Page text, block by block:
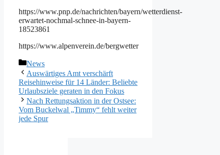
https://www.pnp.de/nachrichten/bayern/wetterdienst-
erwartet-nochmal-schnee-in-bayern-
18523861
https://www.alpenverein.de/bergwetter
Kategorien
News
Auswärtiges Amt verschärft
Reisehinweise für 14 Länder: Beliebte
Urlaubsziele geraten in den Fokus
Nach Rettungsaktion in der Ostsee:
Vom Buckelwal „Timmy“ fehlt weiter
jede Spur